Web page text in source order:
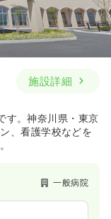
施設詳細
す。神奈川県・東京
、看護学校などを
一般病院